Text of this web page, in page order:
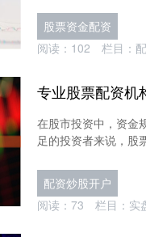
股票资金配资
阅读： 102 栏目：
专业股票配资机
在股市投资中，资金
足的投资者来说，股
配资炒股开户
阅读： 73 栏目： 实